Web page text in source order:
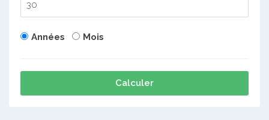
Années Mois
Calculer